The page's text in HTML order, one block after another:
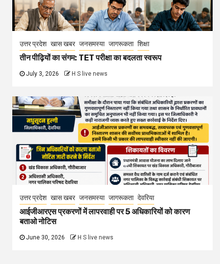
उत्तर प्रदेश खास खबर जनसमस्या जागरूकता शिक्षा
तीन पीढ़ियों का संगम: TET परीक्षा का बदलता स्वरूप
July 3, 2026 H S live news
उत्तर प्रदेश खास खबर जनसमस्या जागरूकता देवरिया
आईजीआरएस प्रकरणों में लापरवाही पर 5 अधिकारियों को कारण
बताओ नोटिस
June 30, 2026 H S live news